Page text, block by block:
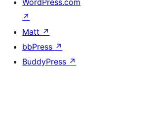
WordPress.com
↗
Matt ↗
bbPress ↗
BuddyPress ↗